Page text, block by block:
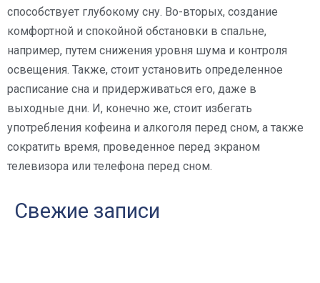
способствует глубокому сну. Во-вторых, создание
комфортной и спокойной обстановки в спальне,
например, путем снижения уровня шума и контроля
освещения. Также, стоит установить определенное
расписание сна и придерживаться его, даже в
выходные дни. И, конечно же, стоит избегать
употребления кофеина и алкоголя перед сном, а также
сократить время, проведенное перед экраном
телевизора или телефона перед сном.
Свежие записи